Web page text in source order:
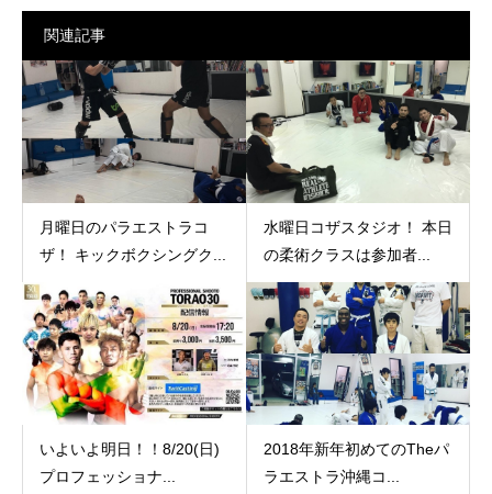
関連記事
月曜日のパラエストラコ
ザ！ キックボクシングク...
水曜日コザスタジオ！ 本日
の柔術クラスは参加者...
いよいよ明日！！8/20(日)
プロフェッショナ...
2018年新年初めてのTheパ
ラエストラ沖縄コ...